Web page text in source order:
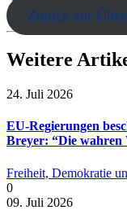
Zurück zur
Weitere
24. Juli 2026
EU-Regierungen
Breyer: “Die wahren
Freiheit, Demokratie
0
09. Juli 2026